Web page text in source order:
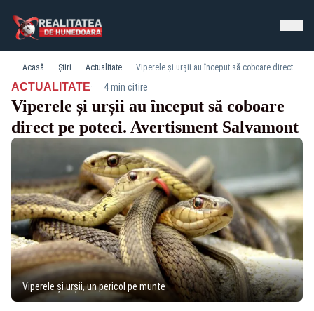
Acasă Știri Actualitate Viperele și urșii au început să coboare direct pe poteci. Avertisment Salvamont
ACTUALITATE· 4 min citire
Viperele și urșii au început să coboare
direct pe poteci. Avertisment Salvamont
Viperele și urșii, un pericol pe munte